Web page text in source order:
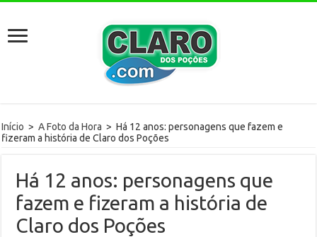
Início > A Foto da Hora > Há 12 anos: personagens que fazem e
fizeram a história de Claro dos Poções
Há 12 anos: personagens que
fazem e fizeram a história de
Claro dos Poções